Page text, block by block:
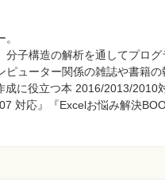
子構造の解析を通してプロ
ューター関係の雑誌や書籍の
に役立つ本 2016/2013/2010
対応』『Excelお悩み解決